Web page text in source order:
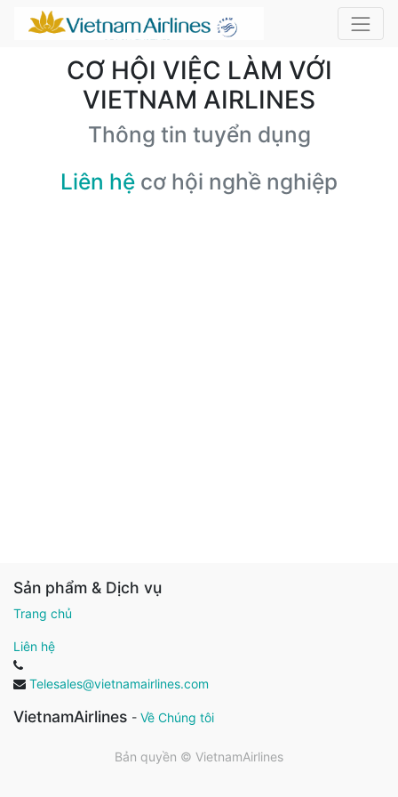
CƠ HỘI VIỆC LÀM VỚI
VIETNAM AIRLINES
Thông tin tuyển dụng
Liên hệ cơ hội nghề nghiệp
Sản phẩm & Dịch vụ
Trang chủ
Liên hệ
Telesales@vietnamairlines.com
VietnamAirlines - Về Chúng tôi
Bản quyền © VietnamAirlines